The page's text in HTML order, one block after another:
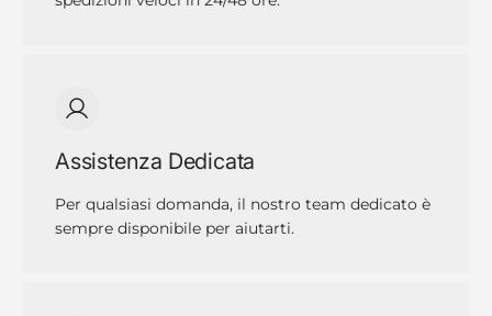
Assistenza Dedicata
Per qualsiasi domanda, il nostro team dedicato è
sempre disponibile per aiutarti.